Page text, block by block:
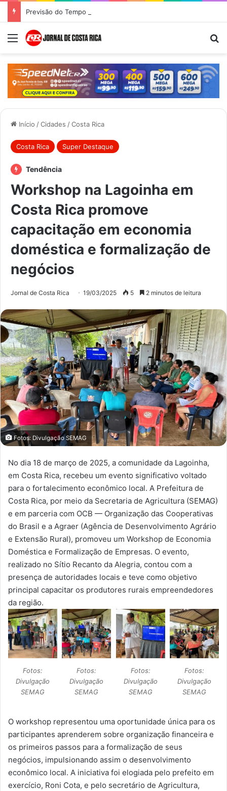
Previsão do Tempo para Costa Rica nesta quinta-feira (6)
Menu
Início /Cidades /Costa Rica
Costa Rica Super Destaque
Tendência
Workshop na Lagoinha em
Costa Rica promove
capacitação em economia
doméstica e formalização de
negócios
Jornal de Costa Rica 19/03/2025 5 2 minutos de leitura
Fotos: Divulgação SEMAG
No dia 18 de março de 2025, a comunidade da Lagoinha,
em Costa Rica, recebeu um evento significativo voltado
para o fortalecimento econômico local. A Prefeitura de
Costa Rica, por meio da Secretaria de Agricultura (SEMAG)
e em parceria com OCB — Organização das Cooperativas
do Brasil e a Agraer (Agência de Desenvolvimento Agrário
e Extensão Rural), promoveu um Workshop de Economia
Doméstica e Formalização de Empresas. O evento,
realizado no Sítio Recanto da Alegria, contou com a
presença de autoridades locais e teve como objetivo
principal capacitar os produtores rurais empreendedores
da região.
Fotos:
Divulgação
SEMAG
Fotos:
Divulgação
SEMAG
Fotos:
Divulgação
SEMAG
Fotos:
Divulgação
SEMAG
O workshop representou uma oportunidade única para os
participantes aprenderem sobre organização financeira e
os primeiros passos para a formalização de seus
negócios, impulsionando assim o desenvolvimento
econômico local. A iniciativa foi elogiada pelo prefeito em
exercício, Roni Cota, e pelo secretário de Agricultura,